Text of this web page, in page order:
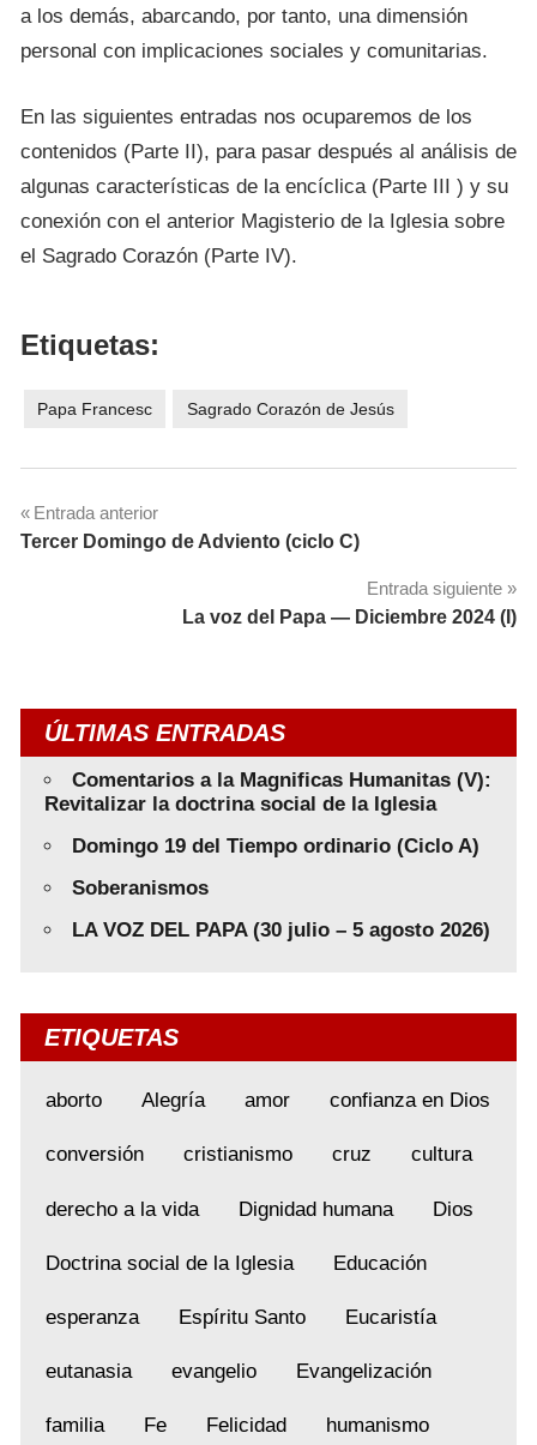
a los demás, abarcando, por tanto, una dimensión
personal con implicaciones sociales y comunitarias.
En las siguientes entradas nos ocuparemos de los
contenidos (Parte II), para pasar después al análisis de
algunas características de la encíclica (Parte III ) y su
conexión con el anterior Magisterio de la Iglesia sobre
el Sagrado Corazón (Parte IV).
Etiquetas:
Papa Francesc Sagrado Corazón de Jesús
Navegación
Entrada anterior
Tercer Domingo de Adviento (ciclo C)
Entrada siguiente
La voz del Papa — Diciembre 2024 (I)
ÚLTIMAS ENTRADAS
Comentarios a la Magnificas Humanitas (V):
Revitalizar la doctrina social de la Iglesia
Domingo 19 del Tiempo ordinario (Ciclo A)
Soberanismos
LA VOZ DEL PAPA (30 julio – 5 agosto 2026)
ETIQUETAS
aborto Alegría amor confianza en Dios
conversión cristianismo cruz cultura
derecho a la vida Dignidad humana Dios
Doctrina social de la Iglesia Educación
esperanza Espíritu Santo Eucaristía
eutanasia evangelio Evangelización
familia Fe Felicidad humanismo